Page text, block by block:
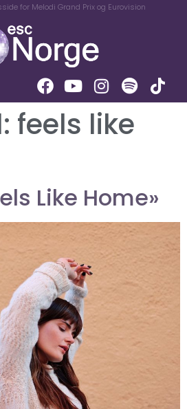
for Melodi Grand Prix og Eurovision
feels like
Like Home»